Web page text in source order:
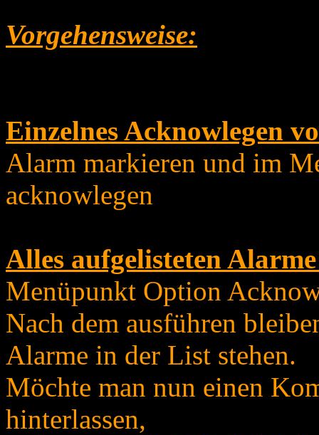
Vorgehensweise:
Einzelnes Acknowlegen
Alarm markieren und im
acknowlegen
Alles aufgelisteten
Menüpunkt Option
Nach dem ausführen
Alarme in der List stehen.
Möchte man nun einen
hinterlassen,